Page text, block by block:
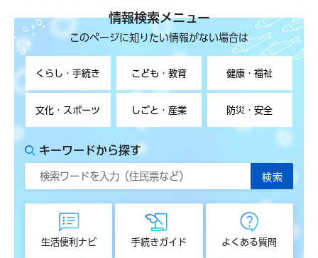
情報検索メニュー
このページに知りたい情報がない場合は
くらし・手続き こども・教育 健康・福祉
文化・スポーツ しごと・産業 防災・安全
キーワードから探す
生活便利ナビ 手続きガイド よくある質問